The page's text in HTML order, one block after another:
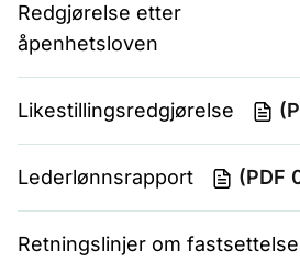
Redgjørelse etter
åpenhetsloven
Likestillingsredgjørelse
Lederlønnsrapport (PDF
Retningslinjer om fastsettelse